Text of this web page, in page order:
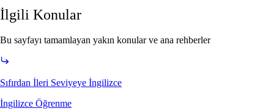
İlgili Konular
Bu sayfayı tamamlayan yakın konular ve ana rehberler
Sıfırdan İleri Seviyeye İngilizce
İngilizce Öğrenme